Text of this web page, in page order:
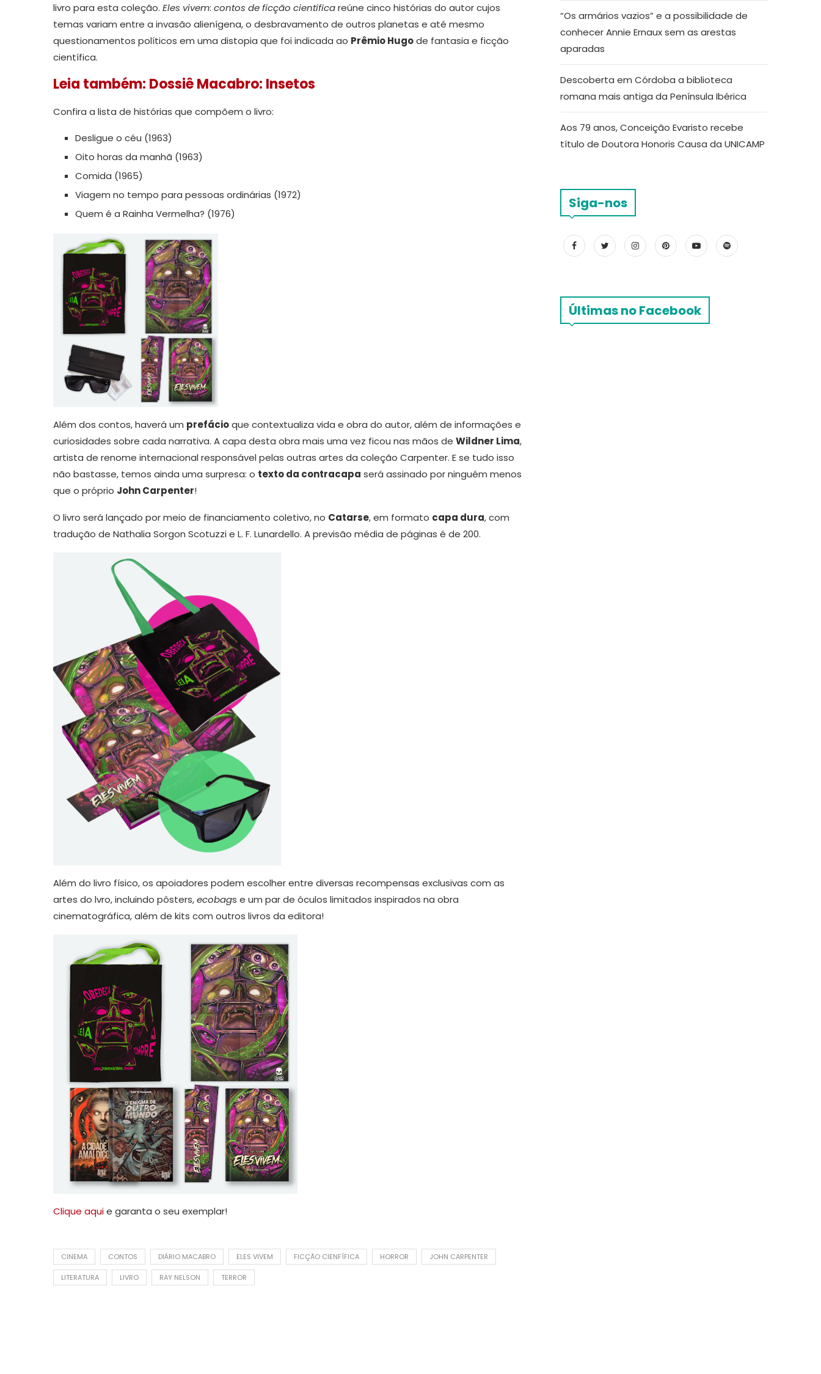
livro para esta coleção. Eles vivem: contos de ficção científicareúne cinco histórias do autor cujos
temas variam entre a invasão alienígena, o desbravamento de outros planetas e até mesmo
questionamentos políticos em uma distopia que foi indicada ao Prêmio Hugode fantasia e ficção
científica.
Leia também: Dossiê Macabro: Insetos
Confira a lista de histórias que compõem o livro:
Desligue o céu (1963)
Oito horas da manhã (1963)
Comida (1965)
Viagem no tempo para pessoas ordinárias (1972)
Quem é a Rainha Vermelha? (1976)
Além dos contos, haverá um prefácioque contextualiza vida e obra do autor, além de informações e
curiosidades sobre cada narrativa. A capa desta obra mais uma vez ficou nas mãos de Wildner Lima,
artista de renome internacional responsável pelas outras artes da coleção Carpenter. E se tudo isso
não bastasse, temos ainda uma surpresa: o texto da contracapa será assinado por ninguém menos
que o próprio John Carpenter!
O livro será lançado por meio de financiamento coletivo, no Catarse, em formato capa dura, com
tradução de Nathalia Sorgon Scotuzzi e L. F. Lunardello. A previsão média de páginas é de 200.
Além do livro físico, os apoiadores podem escolher entre diversas recompensas exclusivas com as
artes do lvro, incluindo pôsters,ecobags e um par de óculos limitados inspirados na obra
cinematográfica, além de kits com outros livros da editora!
Clique aquie garanta o seu exemplar!
CINEMA CONTOS DIÁRIO MACABRO ELES VIVEM FICÇÃO CIENFÍFICA HORROR JOHN CARPENTER
LITERATURA LIVRO RAY NELSON TERROR
“Os armários vazios” e a possibilidade de
conhecer Annie Ernaux sem as arestas
aparadas
Descoberta em Córdoba a biblioteca
romana mais antiga da Península Ibérica
Aos 79 anos, Conceição Evaristo recebe
título de Doutora Honoris Causa da UNICAMP
Siga-nos
Últimas no Facebook